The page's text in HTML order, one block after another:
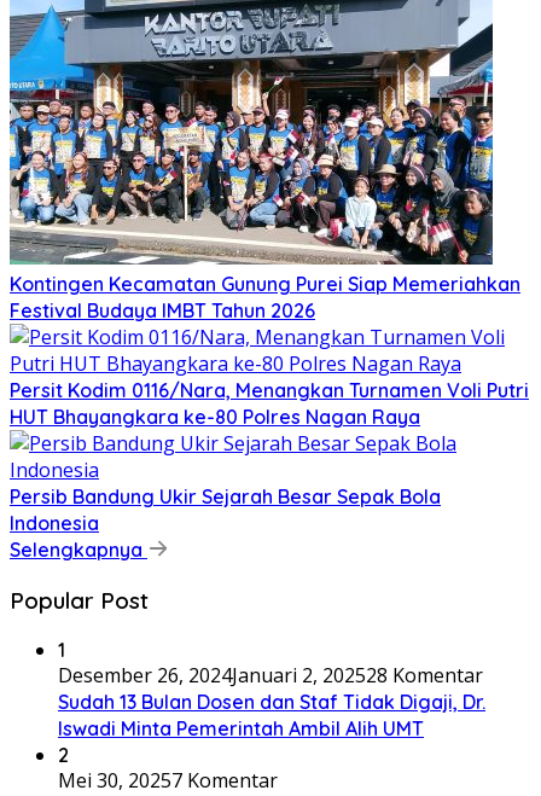
Kontingen Kecamatan Gunung Purei Siap Memeriahkan
Festival Budaya IMBT Tahun 2026
Persit Kodim 0116/Nara, Menangkan Turnamen Voli Putri
HUT Bhayangkara ke-80 Polres Nagan Raya
Persib Bandung Ukir Sejarah Besar Sepak Bola
Indonesia
Selengkapnya
Popular Post
1
Desember 26, 2024Januari 2, 202528 Komentar
Sudah 13 Bulan Dosen dan Staf Tidak Digaji, Dr.
Iswadi Minta Pemerintah Ambil Alih UMT
2
Mei 30, 20257 Komentar